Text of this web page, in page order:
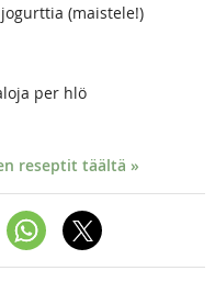
(maistele!)
per hlö
reseptit täältä »